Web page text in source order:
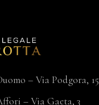
– Via Podgora, 15
– Via Gaeta, 3